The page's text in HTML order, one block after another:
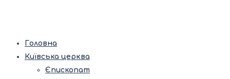
Головна
Київська церква
Єпископат